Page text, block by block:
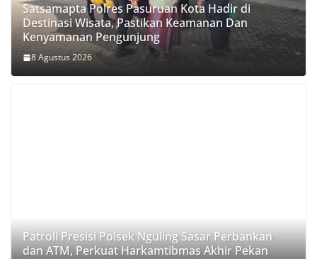
Satsamapta Polres Pasuruan Kota Hadir di
Destinasi Wisata, Pastikan Keamanan Dan
Kenyamanan Pengunjung
8 Agustus 2026
Patroli Presisi Polsek Nguling Sasar Perbankan
dan ATM, Perkuat Harkamtibmas Akhir Pekan